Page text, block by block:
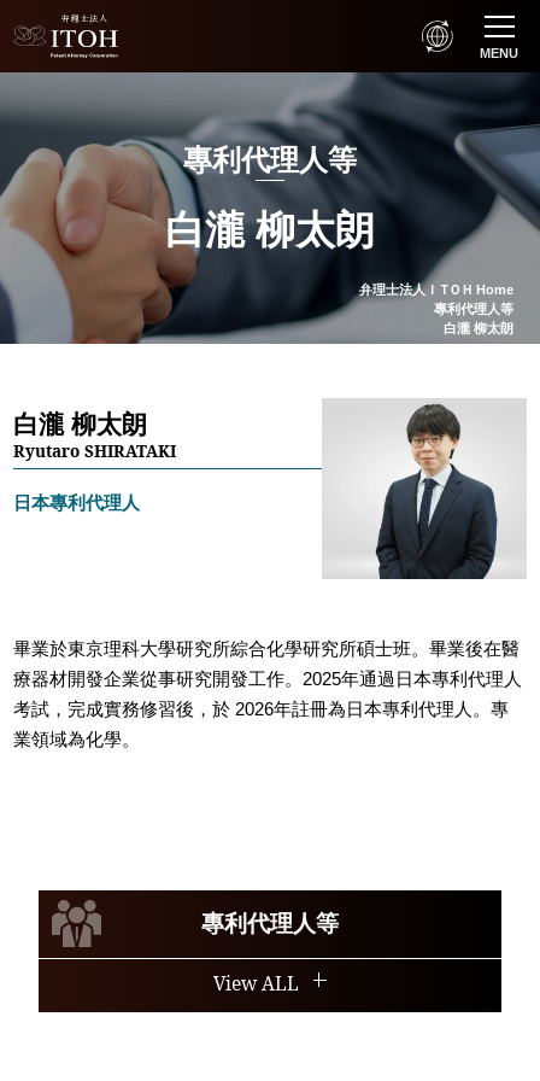
MENU
白瀧 柳太朗
專利代理人等
弁理士法人ＩＴＯＨ Home
專利代理人等
白瀧 柳太朗
白瀧 柳太朗
Ryutaro SHIRATAKI
日本專利代理人
畢業於東京理科大學研究所綜合化學研究所碩士班。畢業後在醫
療器材開發企業從事研究開發工作。2025年通過日本專利代理人
考試，完成實務修習後，於 2026年註冊為日本專利代理人。專
業領域為化學。
專利代理人等
View ALL